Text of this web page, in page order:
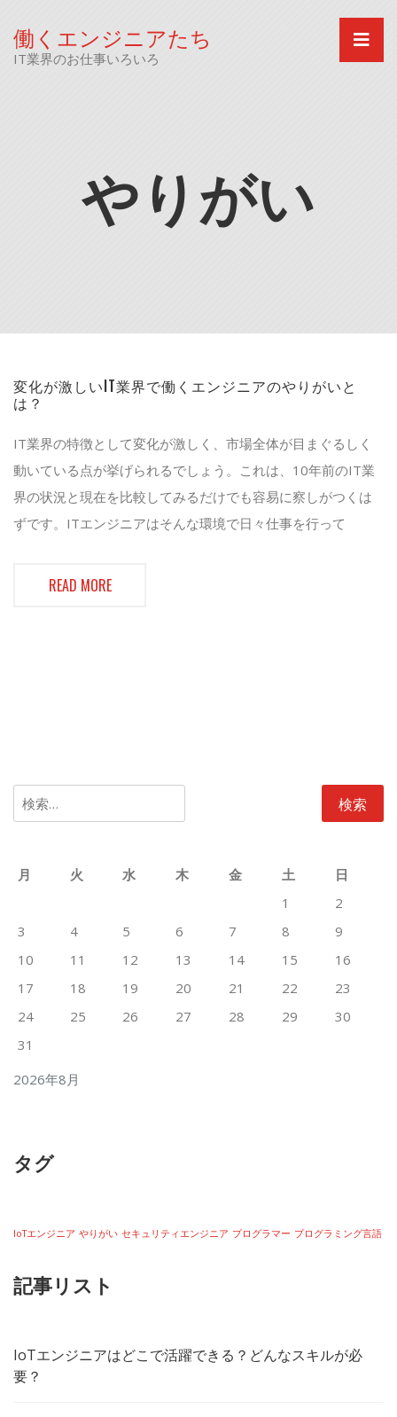
content
働くエンジニアたち
IT業界のお仕事いろいろ
やりがい
変化が激しいIT業界で働くエンジニアのやりがいと
は？
IT業界の特徴として変化が激しく、市場全体が目まぐるしく
動いている点が挙げられるでしょう。これは、10年前のIT業
界の状況と現在を比較してみるだけでも容易に察しがつくは
ずです。ITエンジニアはそんな環境で日々仕事を行って
READ MORE
検
索:
2026年8月
月 火 水 木 金 土
日
1
2
3
4 5 6 7 8
9
10
11 12 13 14 15
16
17
18 19 20 21 22
23
24
25 26 27 28 29
30
31
タグ
IoTエンジニア やりがい セキュリティエンジニア プログラマー プログラミング言語
記事リスト
IoTエンジニアはどこで活躍できる？どんなスキルが必
要？